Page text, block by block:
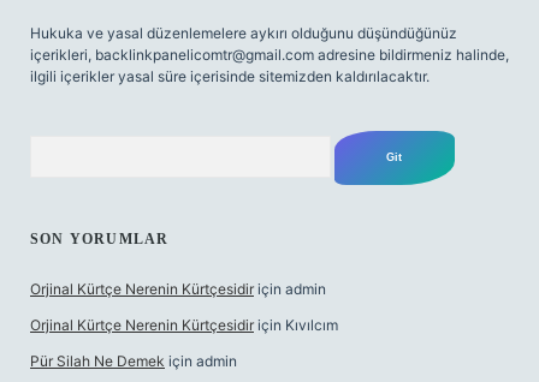
Hukuka ve yasal düzenlemelere aykırı olduğunu düşündüğünüz
içerikleri, backlinkpanelicomtr@gmail.com adresine bildirmeniz halinde,
ilgili içerikler yasal süre içerisinde sitemizden kaldırılacaktır.
SON YORUMLAR
Orjinal Kürtçe Nerenin Kürtçesidir için admin
Orjinal Kürtçe Nerenin Kürtçesidir için Kıvılcım
Pür Silah Ne Demek için admin